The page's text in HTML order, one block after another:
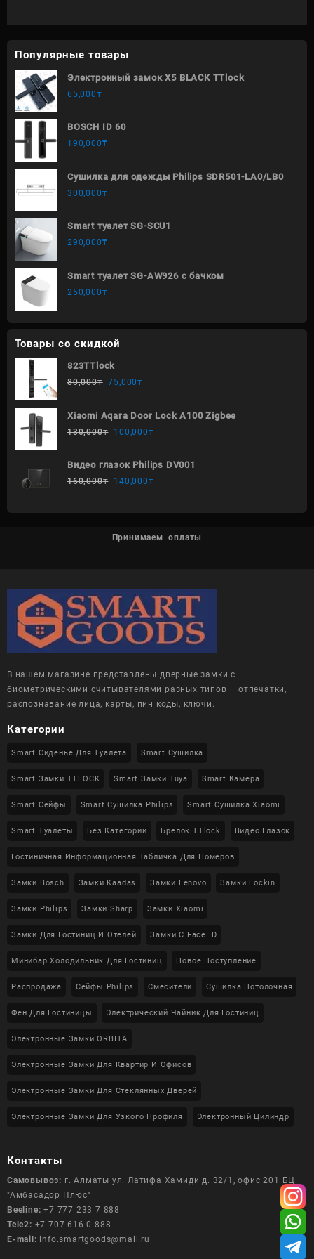
Популярные товары
Электронный замок X5 BLACK TTlock
65,000₸
BOSCH ID 60
190,000₸
Сушилка для одежды Philips SDR501-LA0/LB0
300,000₸
Smart туалет SG-SCU1
290,000₸
Smart туалет SG-AW926 с бачком
250,000₸
Товары со скидкой
823TTlock
80,000₸ 75,000₸
Xiaomi Aqara Door Lock A100 Zigbee
130,000₸ 100,000₸
Видео глазок Philips DV001
160,000₸ 140,000₸
Принимаем оплаты
В нашем магазине представлены дверные замки с
биометрическими считывателями разных типов – отпечатки,
распознавание лица, карты, пин коды, ключи.
Категории
Smart Сиденье Для Туалета Smart Сушилка
Smart Замки TTLOCK Smart Замки Tuya Smart Камера
Smart Сейфы Smart Сушилка Philips Smart Сушилка Xiaomi
Smart Туалеты Без Категории Брелок TTlock Видео Глазок
Гостиничная Информационная Табличка Для Номеров
Замки Bosch Замки Kaadas Замки Lenovo Замки Lockin
Замки Philips Замки Sharp Замки Xiaomi
Замки Для Гостиниц И Отелей Замки С Face ID
Минибар Холодильник Для Гостиниц Новое Поступление
Распродажа Сейфы Philips Смесители Сушилка Потолочная
Фен Для Гостиницы Электрический Чайник Для Гостиниц
Электронные Замки ORBITA
Электронные Замки Для Квартир И Офисов
Электронные Замки Для Стеклянных Дверей
Электронные Замки Для Узкого Профиля Электронный Цилиндр
Контакты
Самовывоз: г. Алматы ул. Латифа Хамиди д. 32/1, офис 201 БЦ
"Амбасадор Плюс"
Beeline: +7 777 233 7 888
Tele2: +7 707 616 0 888
E-mail: info.smartgoods@mail.ru